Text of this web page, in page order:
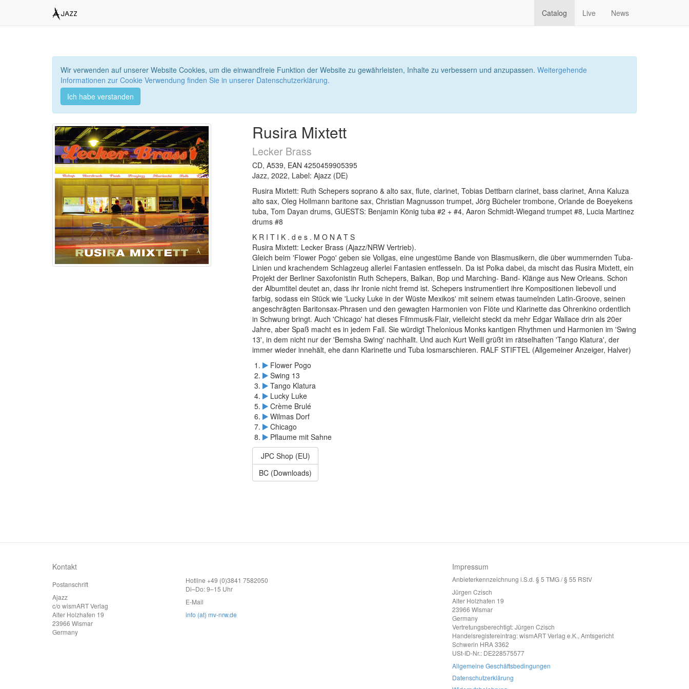
Catalog Live News
Wir verwenden auf unserer Website Cookies, um die einwandfreie Funktion der Website zu gewährleisten, Inhalte zu verbessern und anzupassen. Weitergehende
Informationen zur Cookie Verwendung finden Sie in unserer Datenschutzerklärung.
Ich habe verstanden
Rusira Mixtett
Lecker Brass
CD, A539, EAN 4250459905395
Jazz, 2022, Label: Ajazz (DE)
Rusira Mixtett: Ruth Schepers soprano & alto sax, flute, clarinet, Tobias Dettbarn clarinet, bass clarinet, Anna Kaluza
alto sax, Oleg Hollmann baritone sax, Christian Magnusson trumpet, Jörg Bücheler trombone, Orlande de Boeyekens
tuba, Tom Dayan drums, GUESTS: Benjamin König tuba #2 + #4, Aaron Schmidt-Wiegand trumpet #8, Lucia Martinez
drums #8
K R I T I K . d e s . M O N A T S
Rusira Mixtett: Lecker Brass (Ajazz/NRW Vertrieb).
Gleich beim 'Flower Pogo' geben sie Vollgas, eine ungestüme Bande von Blasmusikern, die über wummernden Tuba-
Linien und krachendem Schlagzeug allerlei Fantasien entfesseln. Da ist Polka dabei, da mischt das Rusira Mixtett, ein
Projekt der Berliner Saxofonistin Ruth Schepers, Balkan, Bop und Marching- Band- Klänge aus New Orleans. Schon
der Albumtitel deutet an, dass ihr Ironie nicht fremd ist. Schepers instrumentiert ihre Kompositionen liebevoll und
farbig, sodass ein Stück wie 'Lucky Luke in der Wüste Mexikos' mit seinem etwas taumelnden Latin-Groove, seinen
angeschrägten Baritonsax-Phrasen und den gewagten Harmonien von Flöte und Klarinette das Ohrenkino ordentlich
in Schwung bringt. Auch 'Chicago' hat dieses Filmmusik-Flair, vielleicht steckt da mehr Edgar Wallace drin als 20er
Jahre, aber Spaß macht es in jedem Fall. Sie würdigt Thelonious Monks kantigen Rhythmen und Harmonien im 'Swing
13', in dem nicht nur der 'Bemsha Swing' nachhallt. Und auch Kurt Weill grüßt im rätselhaften 'Tango Klatura', der
immer wieder innehält, ehe dann Klarinette und Tuba losmarschieren. RALF STIFTEL (Allgemeiner Anzeiger, Halver)
Flower Pogo
Swing 13
Tango Klatura
Lucky Luke
Crème Brulé
Wilmas Dorf
Chicago
Pflaume mit Sahne
JPC Shop (EU)
BC (Downloads)
Kontakt
Postanschrift
Ajazz
c/o wismART Verlag
Alter Holzhafen 19
23966 Wismar
Germany
Hotline +49 (0)3841 7582050
Di–Do: 9–15 Uhr
E-Mail
info (at) mv-nrw.de
Impressum
Anbieterkennzeichnung i.S.d. § 5 TMG / § 55 RStV
Jürgen Czisch
Alter Holzhafen 19
23966 Wismar
Germany
Vertretungsberechtigt: Jürgen Czisch
Handelsregistereintrag: wismART Verlag e.K., Amtsgericht
Schwerin HRA 3362
USt-ID-Nr.: DE228575577
Allgemeine Geschäftsbedingungen
Datenschutzerklärung